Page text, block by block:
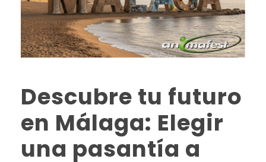
Descubre tu futuro
en Málaga: Elegir
una pasantía a